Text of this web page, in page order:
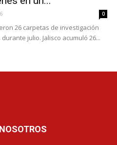
0
26 carpetas de investigación
julio. Jalisco acumuló 26...